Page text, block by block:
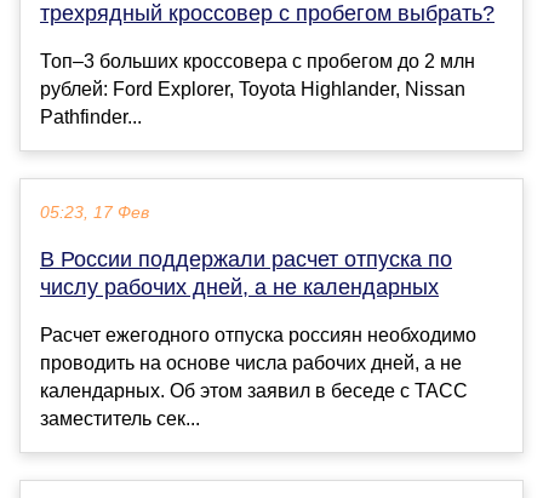
трехрядный кроссовер с пробегом выбрать?
Топ–3 больших кроссовера с пробегом до 2 млн
рублей: Ford Explorer, Toyota Highlander, Nissan
Pathfinder...
05:23, 17 Фев
В России поддержали расчет отпуска по
числу рабочих дней, а не календарных
Расчет ежегодного отпуска россиян необходимо
проводить на основе числа рабочих дней, а не
календарных. Об этом заявил в беседе с ТАСС
заместитель сек...